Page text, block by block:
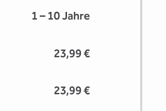
1 – 10 Jahre
23,99 €
23,99 €